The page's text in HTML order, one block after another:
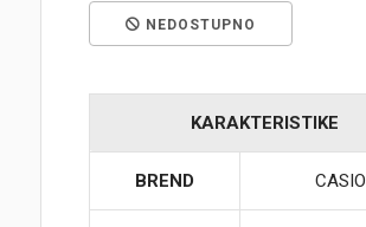
NEDOSTUPNO
KARAKTERISTIKE
BREND CASIO